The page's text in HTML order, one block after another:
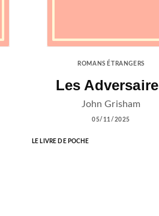
ROMANS ÉTRANGERS
Les
John Grisham
05/11/2025
LE LIVRE DE POCHE